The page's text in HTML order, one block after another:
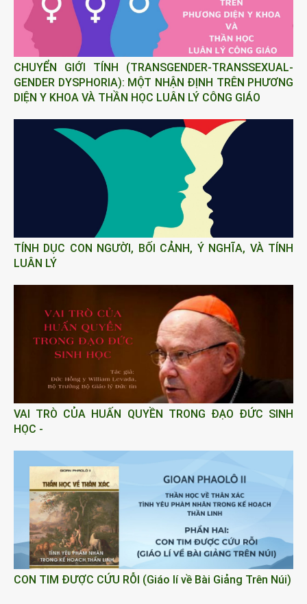
CHUYỂN GIỚI TÍNH (TRANSGENDER-TRANSSEXUAL-
GENDER DYSPHORIA): MỘT NHẬN ĐỊNH TRÊN PHƯƠNG
DIỆN Y KHOA VÀ THẦN HỌC LUÂN LÝ CÔNG GIÁO
TÍNH DỤC CON NGƯỜI, BỐI CẢNH, Ý NGHĨA, VÀ TÍNH
LUÂN LÝ
VAI TRÒ CỦA HUẤN QUYỀN TRONG ĐẠO ĐỨC SINH
HỌC -
CON TIM ĐƯỢC CỨU RỖI (Giáo lí về Bài Giảng Trên Núi)